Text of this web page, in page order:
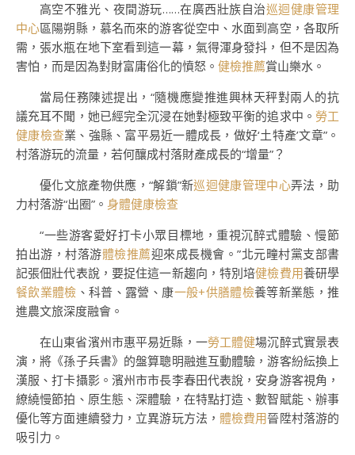
高空不雅光、夜間游玩……在廣西壯族自治巡迴健康管理
中心區陽朔縣，慕名而來的游客從空中、水面到高空，各取所
需，張水瓶在地下室看到這一幕，氣得渾身發抖，但不是因為
害怕，而是因為對財富庸俗化的憤怒。 健檢推薦賞山樂水。
當局任務陳述提出，“隨機應變推進興林天秤對兩人的抗
議充耳不聞，她已經完全沉浸在她對極致平衡的追求中。 勞工
健康檢查業、強縣、富平易近一體成長，做好‘土特產’文章”。
村落游玩的流量，若何釀成村落財產成長的“增量”？
優化文旅產物供應，“解鎖”新巡迴健康管理中心弄法，助
力村落游“出圈”。 身體健康檢查
“一些游客愛好打卡小眾目標地，重視沉醉式體驗、慢節
拍出游，村落游體檢推薦迎來成長機會。”北元疃村黨支部書
記張佃壯代表說，要捉住這一新趨向，特別培健檢費用養研學
餐飲業體檢 、科普、露營、康一般+供膳體檢養等新業態，推
進農文旅深度融會。
在山東省濱州市惠平易近縣，一勞工體健場沉醉式實景表
演，將《孫子兵書》的盤算聰明融進互動體驗，游客紛紜換上
漢服、打卡攝影。濱州市市長李春田代表說，安身游客視角，
繚繞慢節拍、原生態、深體驗，在特點打造、數智賦能、辦事
優化等方面連續發力，立異游玩方法， 體檢費用晉陞村落游的
吸引力。